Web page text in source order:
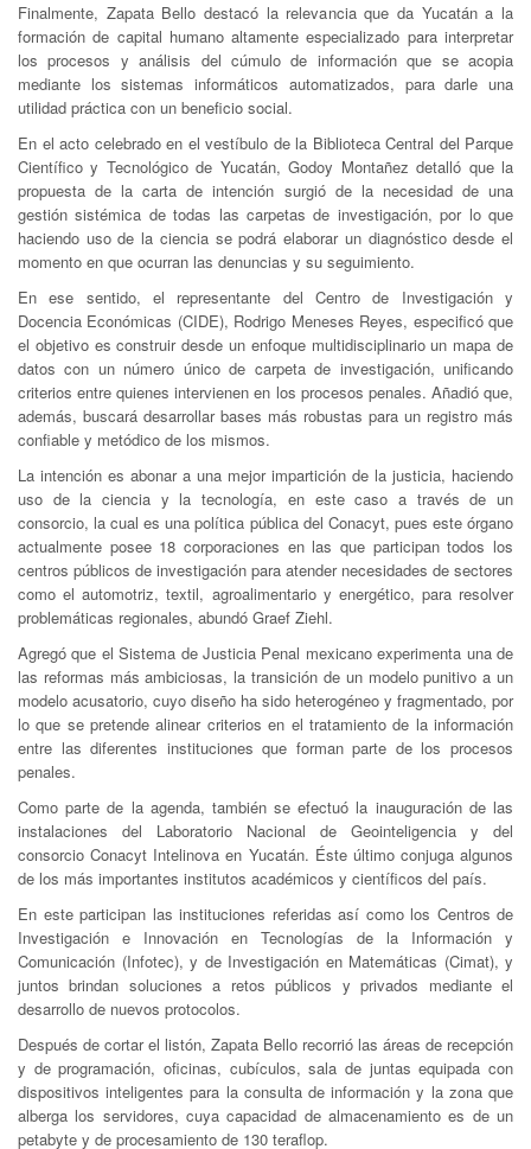
Finalmente, Zapata Bello destacó la relevancia que da Yucatán a la
formación de capital humano altamente especializado para interpretar
los procesos y análisis del cúmulo de información que se acopia
mediante los sistemas informáticos automatizados, para darle una
utilidad práctica con un beneficio social.
En el acto celebrado en el vestíbulo de la Biblioteca Central del Parque
Científico y Tecnológico de Yucatán, Godoy Montañez detalló que la
propuesta de la carta de intención surgió de la necesidad de una
gestión sistémica de todas las carpetas de investigación, por lo que
haciendo uso de la ciencia se podrá elaborar un diagnóstico desde el
momento en que ocurran las denuncias y su seguimiento.
En ese sentido, el representante del Centro de Investigación y
Docencia Económicas (CIDE), Rodrigo Meneses Reyes, especificó que
el objetivo es construir desde un enfoque multidisciplinario un mapa de
datos con un número único de carpeta de investigación, unificando
criterios entre quienes intervienen en los procesos penales. Añadió que,
además, buscará desarrollar bases más robustas para un registro más
confiable y metódico de los mismos.
La intención es abonar a una mejor impartición de la justicia, haciendo
uso de la ciencia y la tecnología, en este caso a través de un
consorcio, la cual es una política pública del Conacyt, pues este órgano
actualmente posee 18 corporaciones en las que participan todos los
centros públicos de investigación para atender necesidades de sectores
como el automotriz, textil, agroalimentario y energético, para resolver
problemáticas regionales, abundó Graef Ziehl.
Agregó que el Sistema de Justicia Penal mexicano experimenta una de
las reformas más ambiciosas, la transición de un modelo punitivo a un
modelo acusatorio, cuyo diseño ha sido heterogéneo y fragmentado, por
lo que se pretende alinear criterios en el tratamiento de la información
entre las diferentes instituciones que forman parte de los procesos
penales.
Como parte de la agenda, también se efectuó la inauguración de las
instalaciones del Laboratorio Nacional de Geointeligencia y del
consorcio Conacyt Intelinova en Yucatán. Éste último conjuga algunos
de los más importantes institutos académicos y científicos del país.
En este participan las instituciones referidas así como los Centros de
Investigación e Innovación en Tecnologías de la Información y
Comunicación (Infotec), y de Investigación en Matemáticas (Cimat), y
juntos brindan soluciones a retos públicos y privados mediante el
desarrollo de nuevos protocolos.
Después de cortar el listón, Zapata Bello recorrió las áreas de recepción
y de programación, oficinas, cubículos, sala de juntas equipada con
dispositivos inteligentes para la consulta de información y la zona que
alberga los servidores, cuya capacidad de almacenamiento es de un
petabyte y de procesamiento de 130 teraflop.